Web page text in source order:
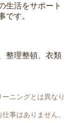
生活をサポート
です。
整理整頓、衣類
ニングとは異なり
事はありません。